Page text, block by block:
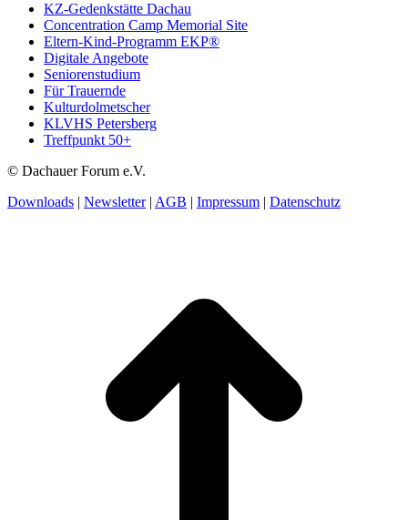
KZ-Gedenkstätte Dachau
Concentration Camp Memorial Site
Eltern-Kind-Programm EKP®
Digitale Angebote
Seniorenstudium
Für Trauernde
Kulturdolmetscher
KLVHS Petersberg
Treffpunkt 50+
© Dachauer Forum e.V.
Downloads | Newsletter| AGB | Impressum | Datenschutz